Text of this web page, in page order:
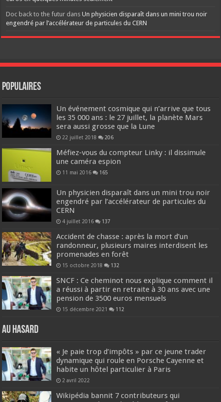
Doc back to the futur dansUn physicien disparaît dans un mini trou noir
engendré par l’accélérateur de particules du CERN
Populaires
Un événement cosmique qui n’arrive que tous
les 35 000 ans : le 27 juillet, la planète Mars
sera aussi grosse que la Lune
22 juillet 2018 206
Méfiez-vous du compteur Linky : il dissimule
une caméra espion
11 mai 2016 165
Un physicien disparaît dans un mini trou noir
engendré par l’accélérateur de particules du
CERN
4 juillet 2016 137
Accident de chasse : après la mort d’un
randonneur, plusieurs maires interdisent les
promenades en forêt
15 octobre 2018 132
SNCF : Ce cheminot nous explique comment il
a réussi à partir en retraite à 30 ans avec une
pension de 3500 euros mensuels
15 décembre 2021 112
Au hasard
« Je paie trop d’impôts » par ce jeune trader
dynamique qui roule en Porsche Cayenne et
habite un hôtel particulier à Paris
2 avril 2022
Wikipédia bannit 7 contributeurs qui